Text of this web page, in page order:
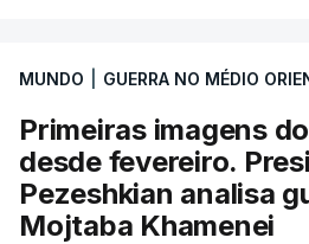
MUNDO GUERRA NO MÉDIO
Primeiras imagens
desde fevereiro.
Pezeshkian analisa
Mojtaba Khamenei